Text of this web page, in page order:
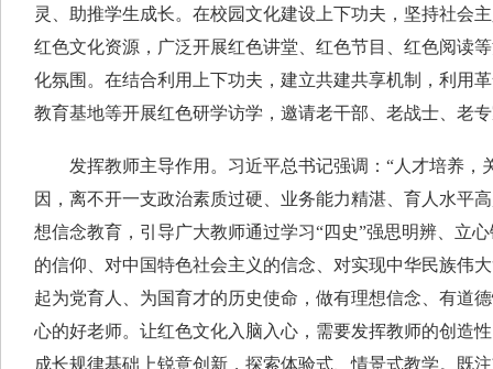
灵、助推学生成长。在校园文化建设上下功夫，坚持社会
红色文化资源，广泛开展红色讲堂、红色节目、红色阅读
化氛围。在结合利用上下功夫，建立共建共享机制，利用
教育基地等开展红色研学访学，邀请老干部、老战士、老
发挥教师主导作用。习近平总书记强调：“人才培养，
因，离不开一支政治素质过硬、业务能力精湛、育人水平
想信念教育，引导广大教师通过学习“四史”强思明辨、立
的信仰、对中国特色社会主义的信念、对实现中华民族伟
起为党育人、为国育才的历史使命，做有理想信念、有道
心的好老师。让红色文化入脑入心，需要发挥教师的创造
成长规律基础上锐意创新，探索体验式、情景式教学。既